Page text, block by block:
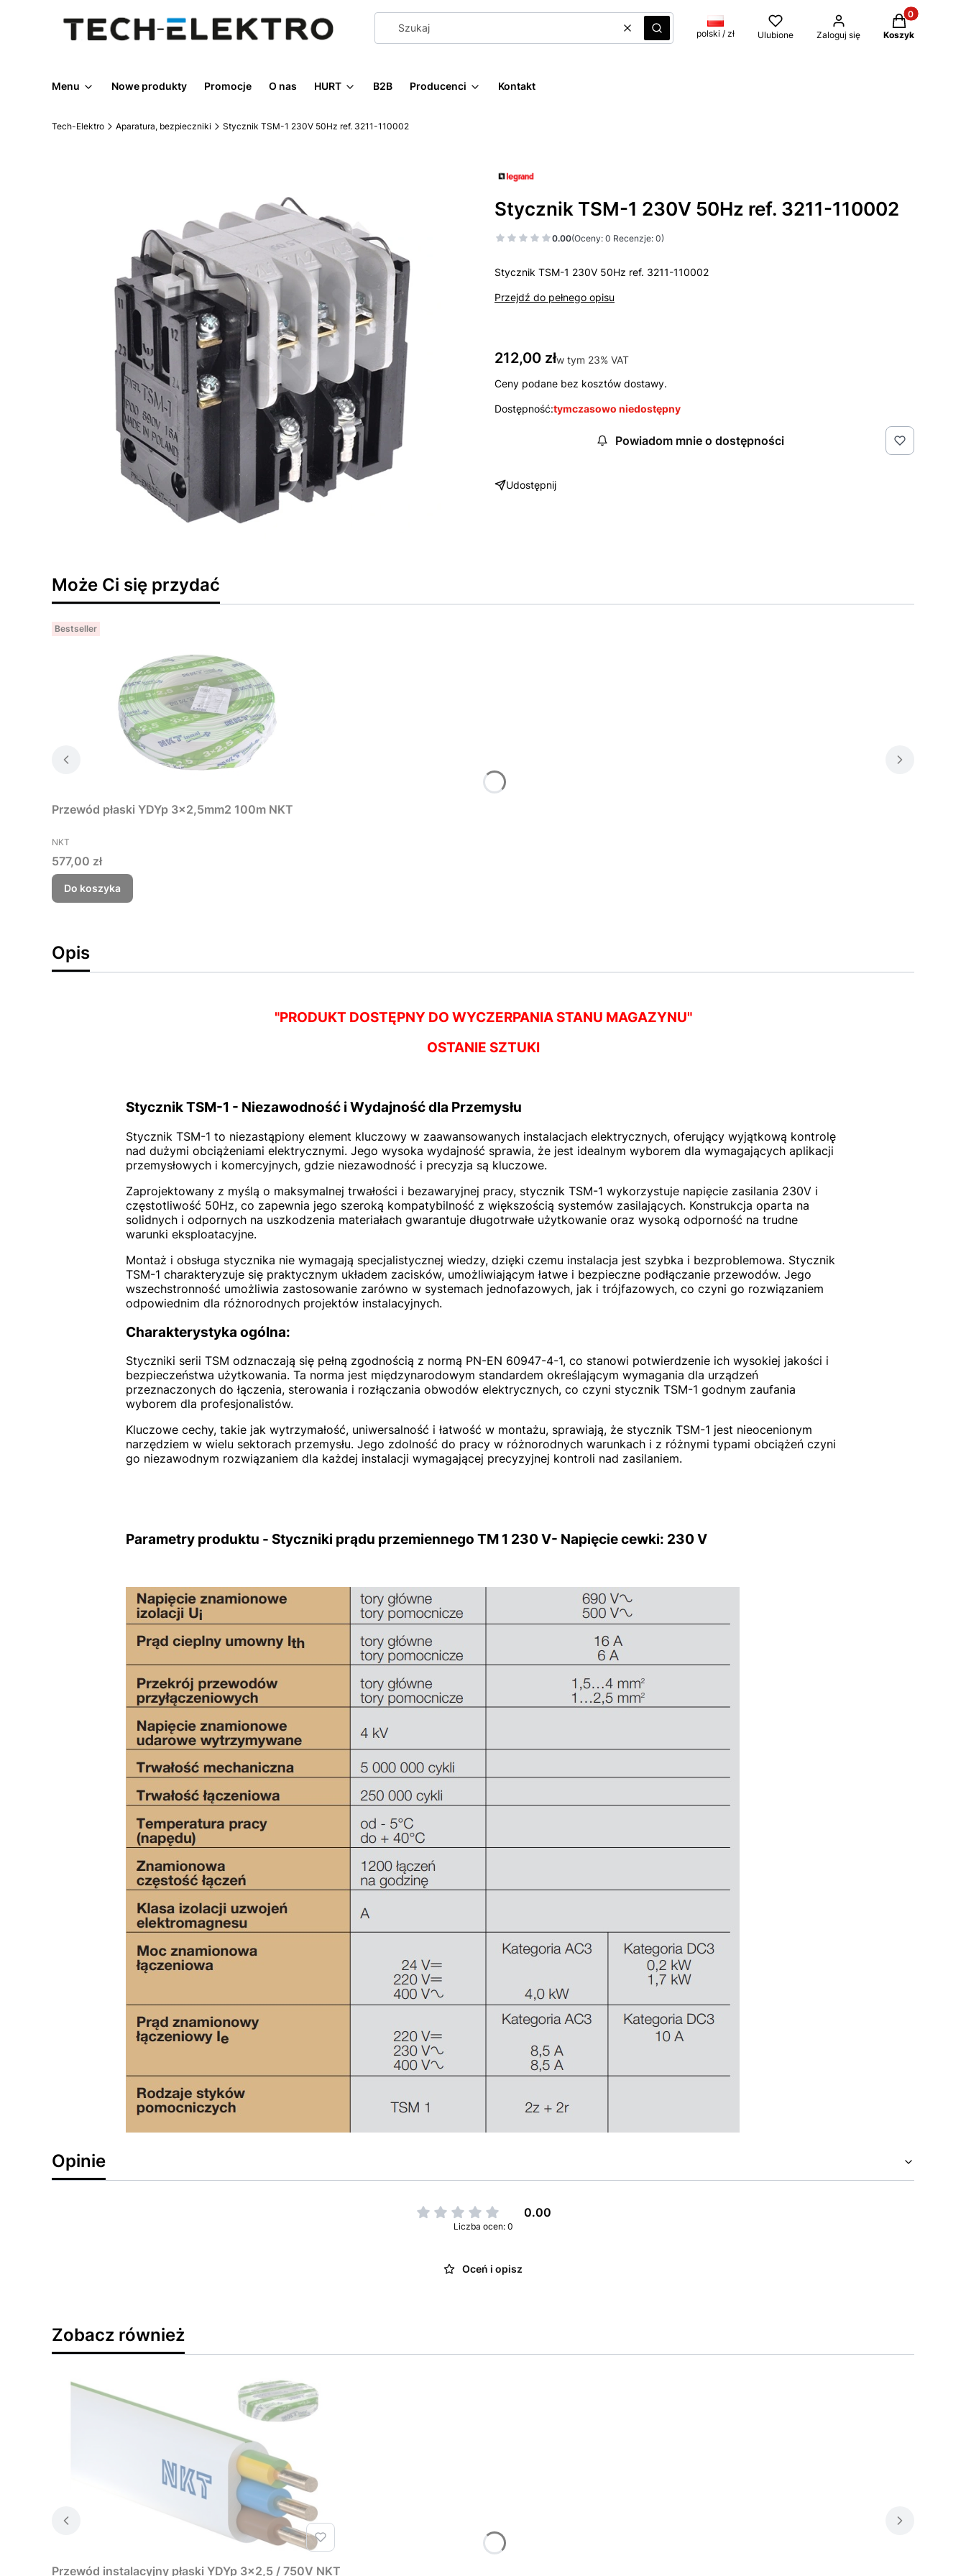
WyczyśćSzukaj polski / zł Ulubione Zaloguj się
Produkty w
Koszyk
Menu Nowe produkty Promocje O nas HURT B2B Producenci Kontakt
Tech-Elektro Aparatura, bezpieczniki Stycznik TSM-1 230V 50Hz ref. 3211-110002
Stycznik TSM-1 230V 50Hz ref. 3211-110002
0.00(Oceny: 0 Recenzje: 0)
Stycznik TSM-1 230V 50Hz ref. 3211-110002
Przejdź do pełnego opisu
Cena
212,00 złw tym 23% VAT
w tym 23% VAT
Ceny podane bez kosztów dostawy.
Dostępność:tymczasowo niedostępny
Powiadom mnie o dostępności
Udostępnij
Może Ci się przydać
Bestseller
Przewód płaski YDYp 3x2,5mm2 100m NKT
PRODUCENT
NKT
Cena
577,00 zł
Do koszyka
Opis
"PRODUKT DOSTĘPNY DO WYCZERPANIA STANU MAGAZYNU"
OSTANIE SZTUKI
Stycznik TSM-1 - Niezawodność i Wydajność dla Przemysłu
Stycznik TSM-1 to niezastąpiony element kluczowy w zaawansowanych instalacjach elektrycznych, oferujący wyjątkową kontrolę
nad dużymi obciążeniami elektrycznymi. Jego wysoka wydajność sprawia, że jest idealnym wyborem dla wymagających aplikacji
przemysłowych i komercyjnych, gdzie niezawodność i precyzja są kluczowe.
Zaprojektowany z myślą o maksymalnej trwałości i bezawaryjnej pracy, stycznik TSM-1 wykorzystuje napięcie zasilania 230V i
częstotliwość 50Hz, co zapewnia jego szeroką kompatybilność z większością systemów zasilających. Konstrukcja oparta na
solidnych i odpornych na uszkodzenia materiałach gwarantuje długotrwałe użytkowanie oraz wysoką odporność na trudne
warunki eksploatacyjne.
Montaż i obsługa stycznika nie wymagają specjalistycznej wiedzy, dzięki czemu instalacja jest szybka i bezproblemowa. Stycznik
TSM-1 charakteryzuje się praktycznym układem zacisków, umożliwiającym łatwe i bezpieczne podłączanie przewodów. Jego
wszechstronność umożliwia zastosowanie zarówno w systemach jednofazowych, jak i trójfazowych, co czyni go rozwiązaniem
odpowiednim dla różnorodnych projektów instalacyjnych.
Charakterystyka ogólna:
Styczniki serii TSM odznaczają się pełną zgodnością z normą PN-EN 60947-4-1, co stanowi potwierdzenie ich wysokiej jakości i
bezpieczeństwa użytkowania. Ta norma jest międzynarodowym standardem określającym wymagania dla urządzeń
przeznaczonych do łączenia, sterowania i rozłączania obwodów elektrycznych, co czyni stycznik TSM-1 godnym zaufania
wyborem dla profesjonalistów.
Kluczowe cechy, takie jak wytrzymałość, uniwersalność i łatwość w montażu, sprawiają, że stycznik TSM-1 jest nieocenionym
narzędziem w wielu sektorach przemysłu. Jego zdolność do pracy w różnorodnych warunkach i z różnymi typami obciążeń czyni
go niezawodnym rozwiązaniem dla każdej instalacji wymagającej precyzyjnej kontroli nad zasilaniem.
Parametry produktu - Styczniki prądu przemiennego TM 1 230 V- Napięcie cewki: 230 V
Opinie
0.00
Liczba ocen: 0
Oceń i opisz
Zobacz również
Przewód instalacyjny płaski YDYp 3x2,5 / 750V NKT